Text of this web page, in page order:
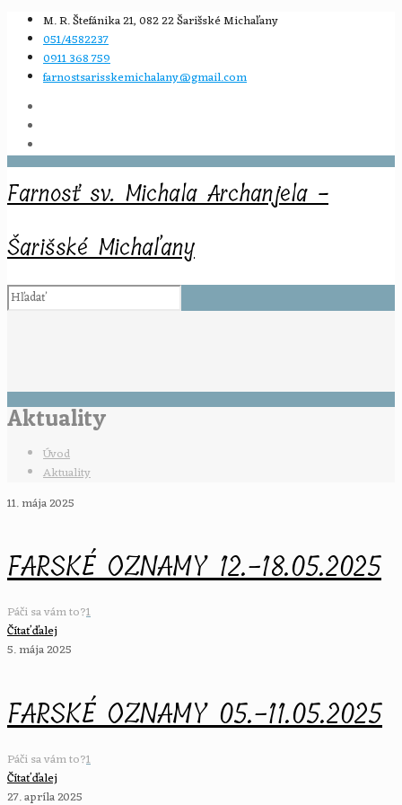
M. R. Štefánika 21, 082 22 Šarišské Michaľany
051/4582237
0911 368 759
farnostsarisskemichalany@gmail.com
Farnosť sv. Michala Archanjela -
Šarišské Michaľany
Aktuality
Úvod
Aktuality
11. mája 2025
FARSKÉ OZNAMY 12.-18.05.2025
Páči sa vám to?1
Čítať ďalej
5. mája 2025
FARSKÉ OZNAMY 05.-11.05.2025
Páči sa vám to?1
Čítať ďalej
27. apríla 2025